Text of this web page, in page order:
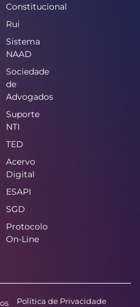
Constitucional
Rui
Sistema
NAAD
Sociedade
de
Advogados
Suporte
NTI
TED
Acervo
Digital
ESAPI
SGD
Protocolo
On-Line
Política de Privacidade